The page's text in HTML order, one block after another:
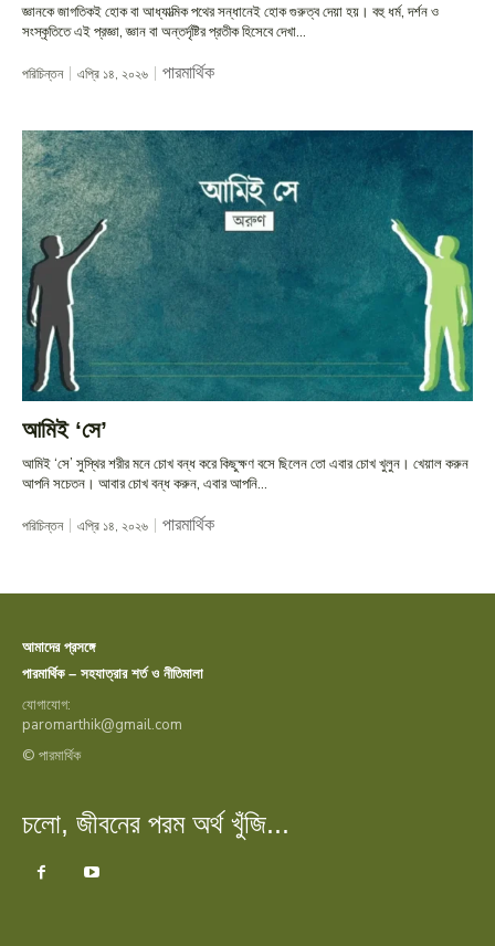
জ্ঞানকে জাগতিকই হোক বা আধ্যাত্মিক পথের সন্ধানেই হোক গুরুত্ব দেয়া হয়। বহু ধর্ম, দর্শন ও
সংস্কৃতিতে এই প্রজ্ঞা, জ্ঞান বা অন্তর্দৃষ্টির প্রতীক হিসেবে দেখা...
পরিচিন্তন এপ্রি ১৪, ২০২৬ পারমার্থিক
আমিই ‘সে’
আমিই ‘সে’ সুস্থির শরীর মনে চোখ বন্ধ করে কিছুক্ষণ বসে ছিলেন তো এবার চোখ খুলুন। খেয়াল করুন
আপনি সচেতন। আবার চোখ বন্ধ করুন, এবার আপনি...
পরিচিন্তন এপ্রি ১৪, ২০২৬ পারমার্থিক
আমাদের প্রসঙ্গে
পারমার্থিক – সহযাত্রার শর্ত ও নীতিমালা
যোগাযোগ:
paromarthik@gmail.com
© পারমার্থিক
চলো, জীবনের পরম অর্থ খুঁজি...